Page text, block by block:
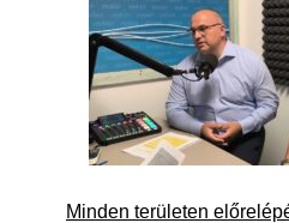
Minden területen